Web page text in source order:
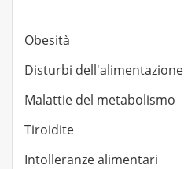
Obesità
Disturbi dell'alimentazione
Malattie del metabolismo
Tiroidite
Intolleranze alimentari